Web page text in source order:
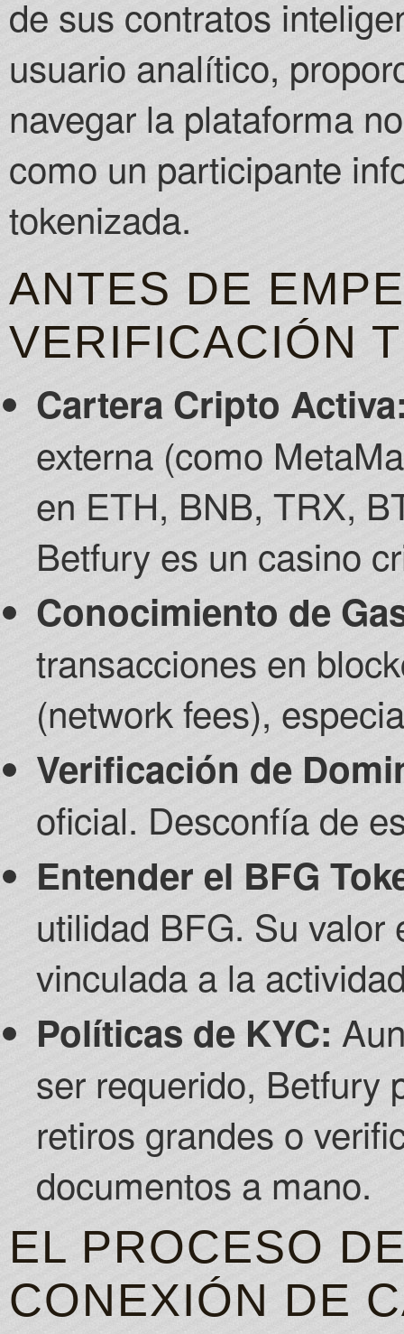
de sus contratos
usuario analítico,
navegar la plataforma
como un participante
tokenizada.
ANTES DE
VERIFICACIÓN
Cartera Cripto
externa (como
en ETH, BNB, TRX,
Betfury es un casino
Conocimiento de
transacciones en
(network fees),
Verificación de
oficial. Desconfía de
Entender el BFG
utilidad BFG. Su
vinculada a la
Políticas de KYC:
ser requerido, Betfury
retiros grandes o
documentos a mano.
EL PROCESO
CONEXIÓN DE